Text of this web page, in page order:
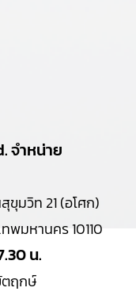
จำหน่าย
ขุมวิท 21 (อโศก)
พมหานคร 10110
น.
ตฤกษ์